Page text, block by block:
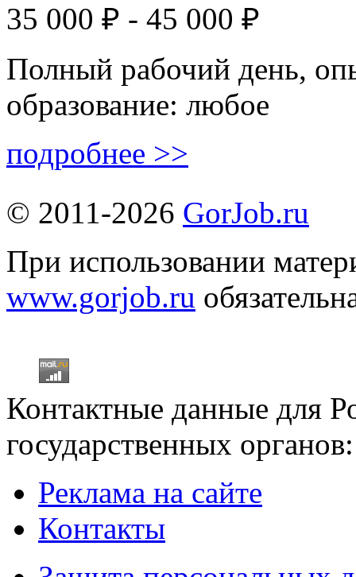
35 000 ₽ - 45 000 ₽
Полный рабочий день,
образование: любое
подробнее >>
© 2011-2026 GorJob.ru
При использовании
www.gorjob.ru
Контактные данные для
государственных
Реклама на сайте
Контакты